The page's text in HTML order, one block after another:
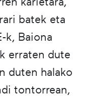
batek eta
k, Baiona
erraten dute
duten halako
tontorrean,